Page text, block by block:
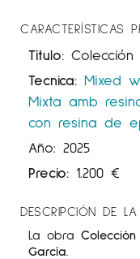
CARACTERÍSTICAS
Título:
Tecnica: Mixed
Mixta amb
con resina de
Año: 2025
Precio: 1.200 €
DESCRIPCIÓN DE
La obra
García.